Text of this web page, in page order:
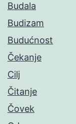
Budala
Budizam
Budućnost
Čekanje
Cilj
Čitanje
Čovek